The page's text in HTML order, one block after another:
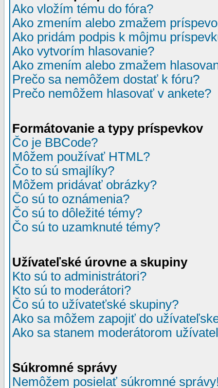
Ako vložím tému do fóra?
Ako zmením alebo zmažem
Ako pridám podpis k môjmu
Ako vytvorím hlasovanie?
Ako zmením alebo zmažem
Prečo sa nemôžem dostať k fóru?
Prečo nemôžem hlasovať v ankete?
Formátovanie a typy príspevkov
Čo je BBCode?
Môžem používať HTML?
Čo to sú smajlíky?
Môžem pridávať obrázky?
Čo sú to oznámenia?
Čo sú to dôležité témy?
Čo sú to uzamknuté témy?
Užívateľské úrovne a skupiny
Kto sú to administrátori?
Kto sú to moderátori?
Čo sú to užívateťské skupiny?
Ako sa môžem zapojiť do
Ako sa stanem moderátorom
Súkromné správy
Nemôžem posielať súkromné